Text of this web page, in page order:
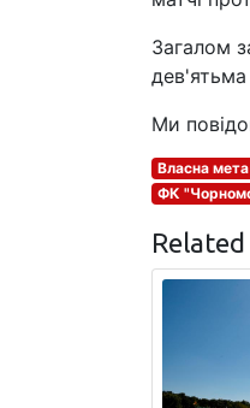
Загалом
Ми
Власна мета
ФК